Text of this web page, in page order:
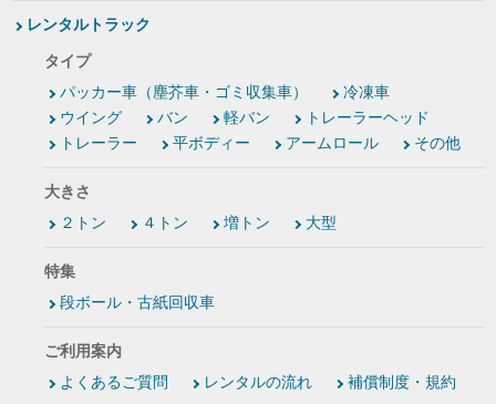
レンタルトラック
タイプ
パッカー車（塵芥車・ゴミ収集車）
冷凍車
ウイング
バン 軽バン
トレーラーヘッド
トレーラー
平ボディー アームロール その他
大きさ
２トン
４トン 増トン 大型
特集
段ボール・古紙回収車
ご利用案内
よくあるご質問
レンタルの流れ 補償制度・規約